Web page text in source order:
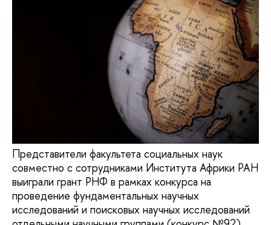
Представители факультета социальных наук
совместно с сотрудниками Института Африки РАН
выиграли грант РНФ в рамках конкурса на
проведение фундаментальных научных
исследований и поисковых научных исследований